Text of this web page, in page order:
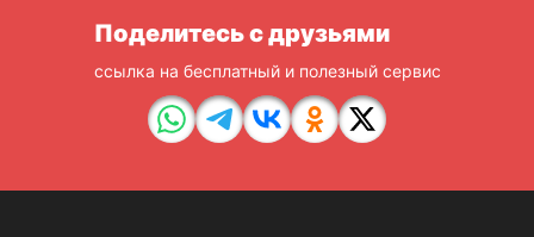
Поделитесь с друзьями
ссылка на бесплатный и полезный сервис